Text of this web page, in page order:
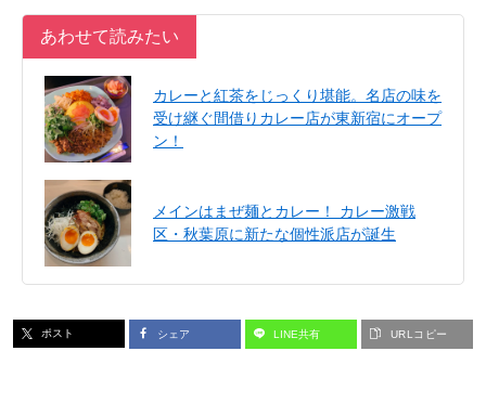
あわせて読みたい
カレーと紅茶をじっくり堪能。名店の味を
受け継ぐ間借りカレー店が東新宿にオープ
ン！
メインはまぜ麺とカレー！ カレー激戦
区・秋葉原に新たな個性派店が誕生
ポスト シェア LINE共有 URLコピー